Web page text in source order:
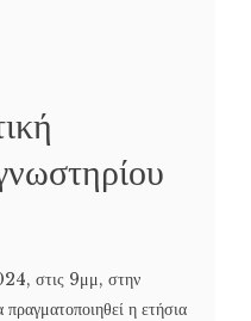
στις 9μμ, στην
η ετήσια